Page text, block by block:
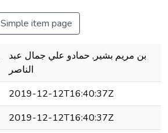
Simple item page
بن مريم بشير, حمادو علي جمال عبد
الناصر
2019-12-12T16:40:37Z
2019-12-12T16:40:37Z